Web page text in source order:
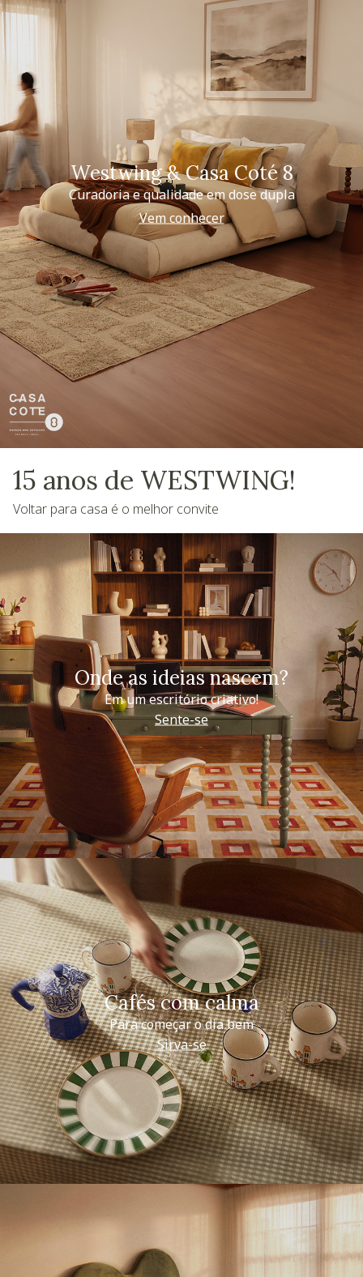
Westwing & Casa Coté 8
Curadoria e qualidade em dose dupla
Vem conhecer
15 anos de WESTWING!
Voltar para casa é o melhor convite
Onde as ideias nascem?
Em um escritório criativo!
Sente-se
Cafés com calma
Para começar o dia bem
Sirva-se